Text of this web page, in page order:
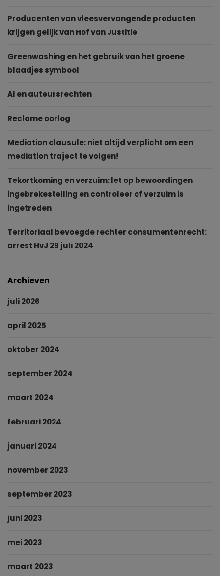
Producenten van vleesvervangende producten
krijgen gelijk van Hof van Justitie
Greenwashing en het gebruik van het groene
blaadjes symbool
AI en auteursrechten
Reclame oorlog
Mediation clausule: niet altijd verplicht om een
mediation traject te volgen!
Tekortkoming en verzuim: let op bewoordingen
ingebrekestelling en controleer of verzuim is
ingetreden
Territoriaal bevoegde rechter consumentenrecht:
arrest HvJ 29 juli 2024
Archieven
juli 2026
april 2025
oktober 2024
september 2024
maart 2024
februari 2024
januari 2024
november 2023
september 2023
juni 2023
mei 2023
maart 2023